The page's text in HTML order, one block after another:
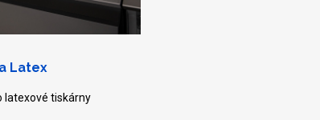
Latex
latexové tiskárny